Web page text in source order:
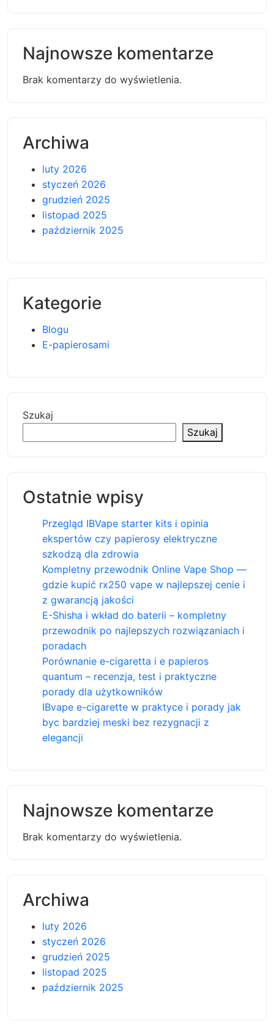
Najnowsze komentarze
Brak komentarzy do wyświetlenia.
Archiwa
luty 2026
styczeń 2026
grudzień 2025
listopad 2025
październik 2025
Kategorie
Blogu
E-papierosami
Szukaj
Szukaj
Ostatnie wpisy
Przegląd IBVape starter kits i opinia
ekspertów czy papierosy elektryczne
szkodzą dla zdrowia
Kompletny przewodnik Online Vape Shop —
gdzie kupić rx250 vape w najlepszej cenie i
z gwarancją jakości
E-Shisha i wkład do baterii – kompletny
przewodnik po najlepszych rozwiązaniach i
poradach
Porównanie e-cigaretta i e papieros
quantum – recenzja, test i praktyczne
porady dla użytkowników
IBvape e-cigarette w praktyce i porady jak
byc bardziej meski bez rezygnacji z
elegancji
Najnowsze komentarze
Brak komentarzy do wyświetlenia.
Archiwa
luty 2026
styczeń 2026
grudzień 2025
listopad 2025
październik 2025